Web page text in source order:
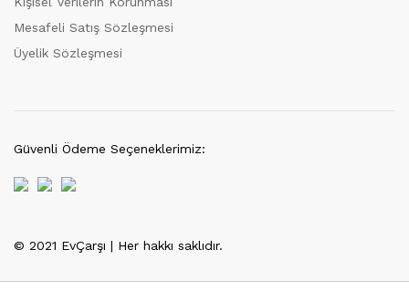
Mesafeli Satış Sözleşmesi
Üyelik Sözleşmesi
© 2021 EvÇarşı | Her hakkı saklıdır.
Güvenli Ödeme Seçeneklerimiz: